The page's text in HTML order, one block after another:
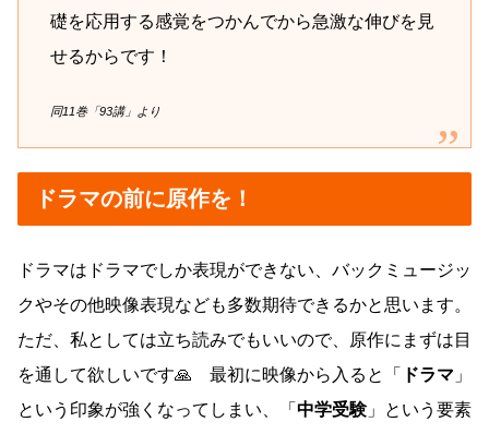
礎を応用する感覚をつかんでから急激な伸びを見
せるからです！
同11巻「93講」より
ドラマの前に原作を！
ドラマはドラマでしか表現ができない、バックミュージッ
クやその他映像表現なども多数期待できるかと思います。
ただ、私としては立ち読みでもいいので、原作にまずは目
を通して欲しいです🙏 最初に映像から入ると「
ドラマ 」
という印象が強くなってしまい、「 中学受験」という要素